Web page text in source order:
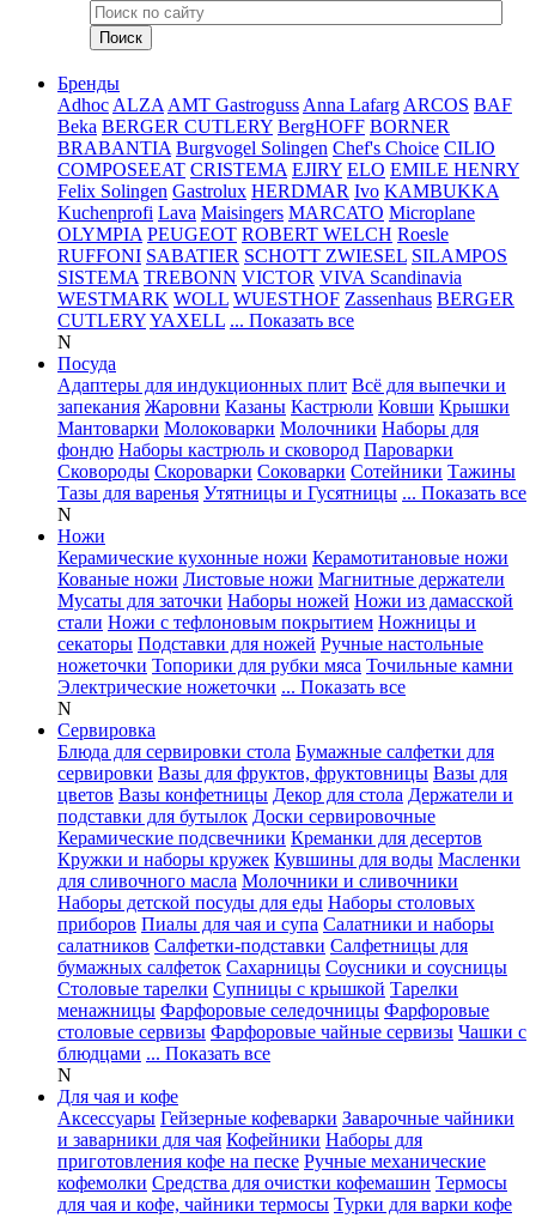
Бренды
Adhoc ALZA AMT Gastroguss Anna Lafarg ARCOS BAF
Beka BERGER CUTLERY BergHOFF BORNER
BRABANTIA Burgvogel Solingen Chef's Choice CILIO
COMPOSEEAT CRISTEMA EJIRY ELO EMILE HENRY
Felix Solingen Gastrolux HERDMAR Ivo KAMBUKKA
Kuchenprofi Lava Maisingers MARCATO Microplane
OLYMPIA PEUGEOT ROBERT WELCH Roesle
RUFFONI SABATIER SCHOTT ZWIESEL SILAMPOS
SISTEMA TREBONN VICTOR VIVA Scandinavia
WESTMARK WOLL WUESTHOF Zassenhaus BERGER
CUTLERYYAXELL ... Показать все
N
Посуда
Адаптеры для индукционных плит Всё для выпечки и
запекания Жаровни Казаны Кастрюли Ковши Крышки
Мантоварки Молоковарки Молочники Наборы для
фондю Наборы кастрюль и сковород Пароварки
Сковороды Скороварки Соковарки Сотейники Тажины
Тазы для варенья Утятницы и Гусятницы ... Показать все
N
Ножи
Керамические кухонные ножи Керамотитановые ножи
Кованые ножи Листовые ножи Магнитные держатели
Мусаты для заточки Наборы ножей Ножи из дамасской
стали Ножи с тефлоновым покрытием Ножницы и
секаторы Подставки для ножей Ручные настольные
ножеточки Топорики для рубки мяса Точильные камни
Электрические ножеточки ... Показать все
N
Сервировка
Блюда для сервировки стола Бумажные салфетки для
сервировки Вазы для фруктов, фруктовницы Вазы для
цветов Вазы конфетницы Декор для стола Держатели и
подставки для бутылок Доски сервировочные
Керамические подсвечники Креманки для десертов
Кружки и наборы кружек Кувшины для воды Масленки
для сливочного масла Молочники и сливочники
Наборы детской посуды для еды Наборы столовых
приборов Пиалы для чая и супа Салатники и наборы
салатников Салфетки-подставки Салфетницы для
бумажных салфеток Сахарницы Соусники и соусницы
Столовые тарелки Супницы с крышкой Тарелки
менажницы Фарфоровые селедочницы Фарфоровые
столовые сервизы Фарфоровые чайные сервизы Чашки с
блюдцами ... Показать все
N
Для чая и кофе
Аксессуары Гейзерные кофеварки Заварочные чайники
и заварники для чая Кофейники Наборы для
приготовления кофе на песке Ручные механические
кофемолки Средства для очистки кофемашин Термосы
для чая и кофе, чайники термосы Турки для варки кофе